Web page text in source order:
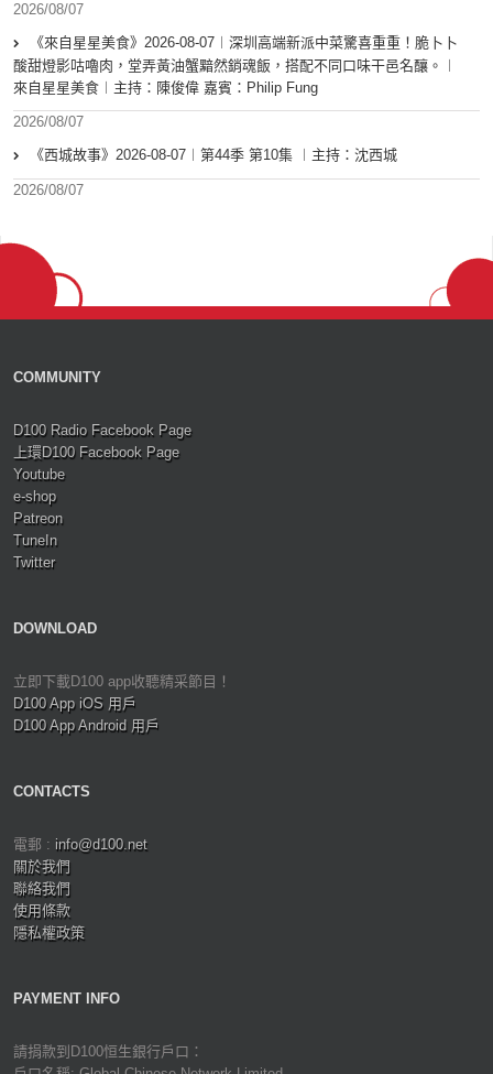
2026/08/07
《來自星星美食》2026-08-07︱深圳高端新派中菜驚喜重重！脆卜卜
酸甜燈影咕嚕肉，堂弄黃油蟹黯然銷魂飯，搭配不同口味干邑名釀。︱
來自星星美食︱主持：陳俊偉 嘉賓：Philip Fung
2026/08/07
《西城故事》2026-08-07︱第44季 第10集 ︱主持：沈西城
2026/08/07
COMMUNITY
D100 Radio Facebook Page
上環D100 Facebook Page
Youtube
e-shop
Patreon
TuneIn
Twitter
DOWNLOAD
立即下載D100 app收聽精采節目！
D100 App iOS 用戶
D100 App Android 用戶
CONTACTS
電郵 : info@d100.net
關於我們
聯絡我們
使用條款
隱私權政策
PAYMENT INFO
請捐款到D100恒生銀行戶口：